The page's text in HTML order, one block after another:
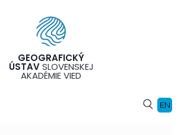
GEOGRAFICKÝ
ÚSTAVSLOVENSKEJ
AKADÉMIE VIED
EN